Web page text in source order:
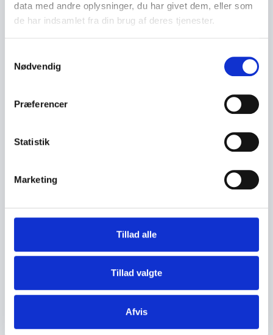
data med andre oplysninger, du har givet dem, eller som
de har indsamlet fra din brug af deres tjenester.
Nødvendig
Præferencer
Statistik
Marketing
Tillad alle
Tillad valgte
Afvis